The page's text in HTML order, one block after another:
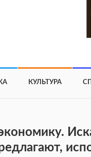
КУЛЬТУРА